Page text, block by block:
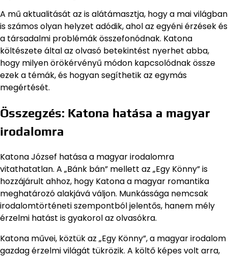
A mű aktualitását az is alátámasztja, hogy a mai világban
is számos olyan helyzet adódik, ahol az egyéni érzések és
a társadalmi problémák összefonódnak. Katona
költészete által az olvasó betekintést nyerhet abba,
hogy milyen örökérvényű módon kapcsolódnak össze
ezek a témák, és hogyan segíthetik az egymás
megértését.
Összegzés: Katona hatása a magyar
irodalomra
Katona József hatása a magyar irodalomra
vitathatatlan. A „Bánk bán” mellett az „Egy Könny” is
hozzájárult ahhoz, hogy Katona a magyar romantika
meghatározó alakjává váljon. Munkássága nemcsak
irodalomtörténeti szempontból jelentős, hanem mély
érzelmi hatást is gyakorol az olvasókra.
Katona művei, köztük az „Egy Könny”, a magyar irodalom
gazdag érzelmi világát tükrözik. A költő képes volt arra,